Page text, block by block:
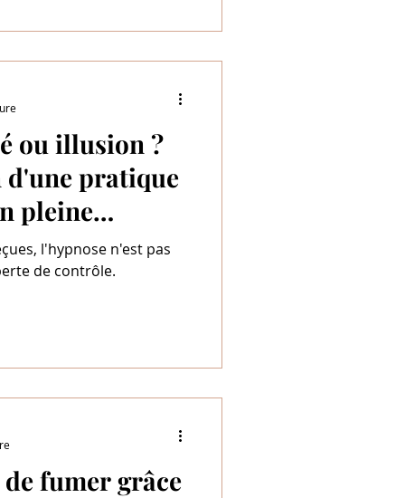
ou illusion ?
pratique
pleine
l'hypnose n'est pas
de contrôle.
fumer grâce